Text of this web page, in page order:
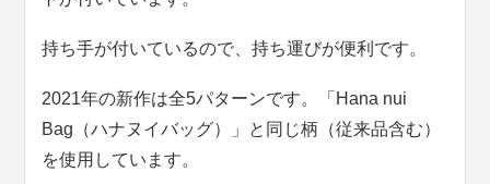
持ち手が付いているので、持ち運びが便利です。
2021年の新作は全5パターンです。「Hana nui
Bag（ハナヌイバッグ）」と同じ柄（従来品含む）
を使用しています。